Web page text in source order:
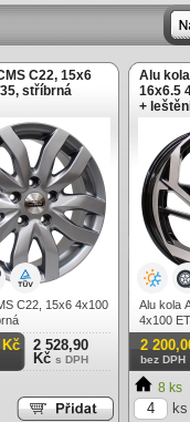
C22, 15x6
stříbrná
C22, 15x6 4x100
Kč
2 528,90
Kč s DPH
Alu
16x6.5
+
Alu kola
4x100
2
bez DPH
8 ks
ks